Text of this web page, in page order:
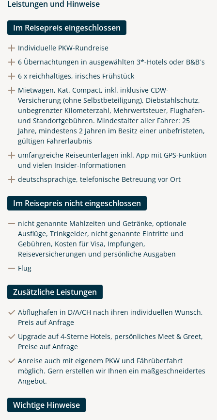
Leistungen und Hinweise
Im Reisepreis eingeschlossen
Individuelle PKW-Rundreise
6 Übernachtungen in ausgewählten 3*-Hotels oder B&B´s
6 x reichhaltiges, irisches Frühstück
Mietwagen, Kat. Compact, inkl. inklusive CDW-
Versicherung (ohne Selbstbeteiligung), Diebstahlschutz,
unbegrenzter Kilometerzahl, Mehrwertsteuer, Flughafen-
und Standortgebühren. Mindestalter aller Fahrer: 25
Jahre, mindestens 2 Jahren im Besitz einer unbefristeten,
gültigen Fahrerlaubnis
umfangreiche Reiseunterlagen inkl. App mit GPS-Funktion
und vielen Insider-Informationen
deutschsprachige, telefonische Betreuung vor Ort
Im Reisepreis nicht eingeschlossen
nicht genannte Mahlzeiten und Getränke, optionale
Ausflüge, Trinkgelder, nicht genannte Eintritte und
Gebühren, Kosten für Visa, Impfungen,
Reiseversicherungen und persönliche Ausgaben
Flug
Zusätzliche Leistungen
Abflughafen in D/A/CH nach ihren individuellen Wunsch,
Preis auf Anfrage
Upgrade auf 4-Sterne Hotels, persönliches Meet & Greet,
Preise auf Anfrage
Anreise auch mit eigenem PKW und Fährüberfahrt
möglich. Gern erstellen wir Ihnen ein maßgeschneidertes
Angebot.
Wichtige Hinweise